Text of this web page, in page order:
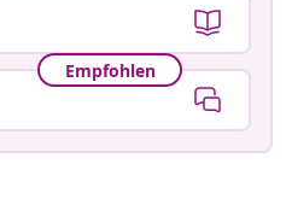
Empfohlen